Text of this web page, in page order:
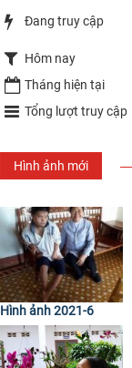
Đang truy cập
Hôm nay
Tháng hiện tại
Tổng lượt truy cập
Hình ảnh mới
Hình ảnh 2021-6